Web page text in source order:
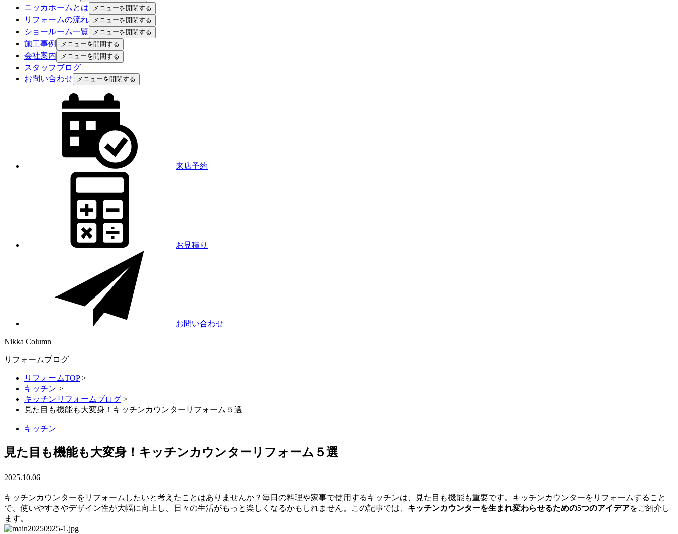
ニッカホームとは メニューを開閉する
リフォームの流れ メニューを開閉する
ショールーム一覧 メニューを開閉する
施工事例 メニューを開閉する
会社案内 メニューを開閉する
スタッフブログ
お問い合わせ
メニューを開閉する
来店予約
お見積り
お問い合わせ
Nikka Column
リフォームブログ
リフォームTOP>
キッチン >
キッチンリフォームブログ >
見た目も機能も大変身！キッチンカウンターリフォーム５選
キッチン
見た目も機能も大変身！キッチンカウンターリフォーム５選
2025.10.06
キッチンカウンターをリフォームしたいと考えたことはありませんか？毎日の料理や家事で使用するキッチンは、見た目も機能も重要です。キッチンカウンターをリフォームすること
で、使いやすさやデザイン性が大幅に向上し、日々の生活がもっと楽しくなるかもしれません。この記事では、 キッチンカウンターを生まれ変わらせるための5つのアイデアをご紹介し
ます。